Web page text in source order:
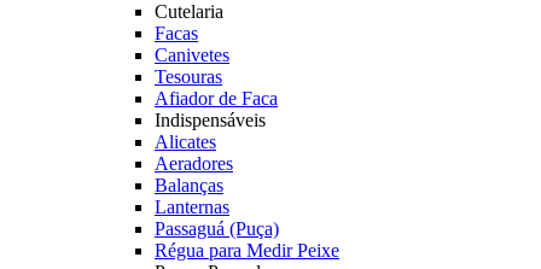
Cutelaria
Facas
Canivetes
Tesouras
Afiador de Faca
Indispensáveis
Alicates
Aeradores
Balanças
Lanternas
Passaguá (Puça)
Régua para Medir Peixe